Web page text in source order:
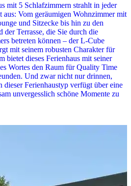
mit 5 Schlafzimmern strahlt in jeder
Vom geräumigen Wohnzimmer mit
und Sitzecke bis hin zu den
der Terrasse, die Sie durch die
betreten können – der L-Cube
mit seinem robusten Charakter für
bietet dieses Ferienhaus mit seiner
Wortes den Raum für Quality Time
Und zwar nicht nur drinnen,
dieser Ferienhaustyp verfügt über eine
unvergesslich schöne Momente zu